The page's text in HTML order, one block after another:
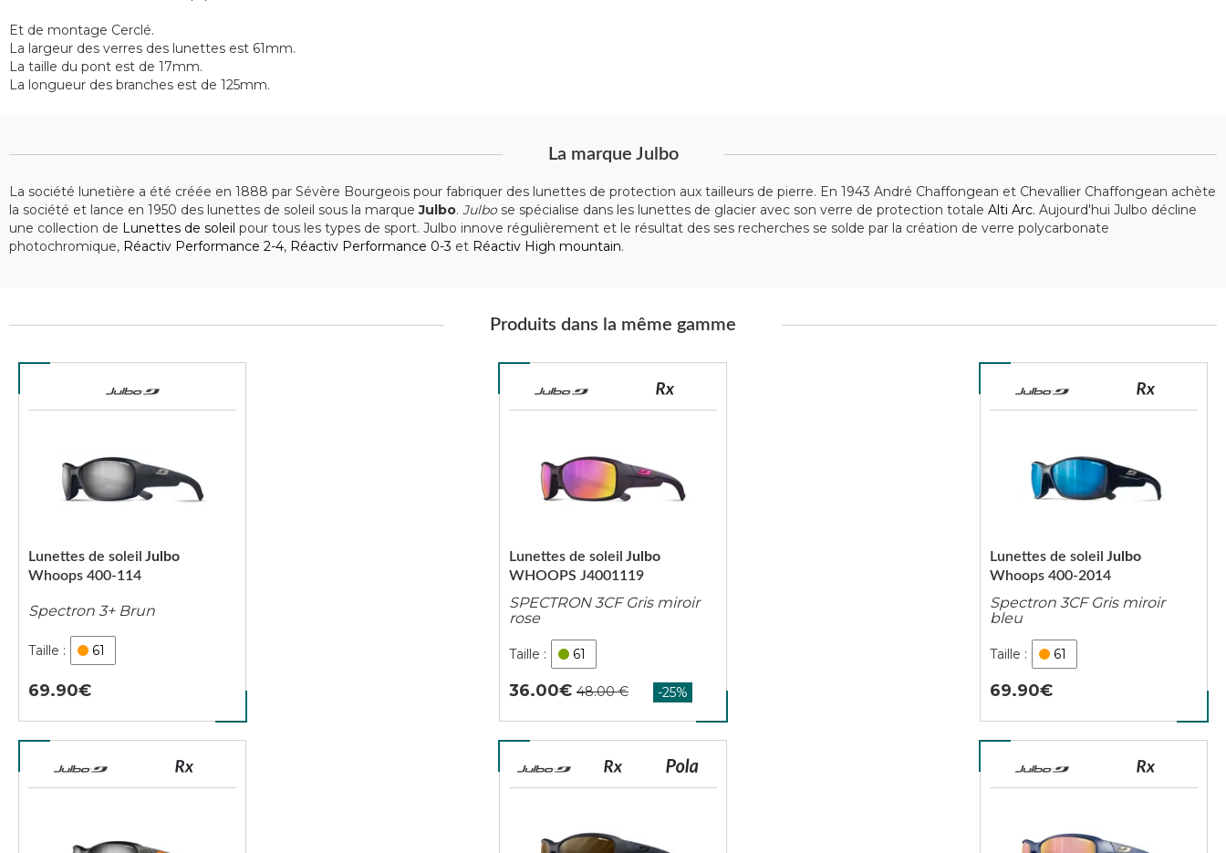
Et de montage Cerclé.
La largeur des verres des lunettes est 61mm.
La taille du pont est de 17mm.
La longueur des branches est de 125mm.
La marque Julbo
La société lunetière a été créée en 1888 par Sévère Bourgeois pour fabriquer des lunettes de protection aux tailleurs de pierre. En 1943 André Chaffongean et Chevallier Chaffongean achète
la société et lance en 1950 des lunettes de soleil sous la marqueJulbo. Julbose spécialise dans les lunettes de glacier avec son verre de protection totale Alti Arc. Aujourd'hui Julbo décline
une collection de Lunettes de soleil pour tous les types de sport. Julbo innove régulièrement et le résultat des ses recherches se solde par la création de verre polycarbonate
photochromique, Réactiv Performance 2-4, Réactiv Performance 0-3 et Réactiv High mountain.
Produits dans la même gamme
Whoops 400-114
Lunettes de soleil Julbo
Spectron 3+ Brun
61
69.90
WHOOPS J4001119
Lunettes de soleil Julbo
SPECTRON 3CF Gris miroir
rose
61
36.00
Whoops 400-2014
Lunettes de soleil Julbo
Spectron 3CF Gris miroir
bleu
61
69.90